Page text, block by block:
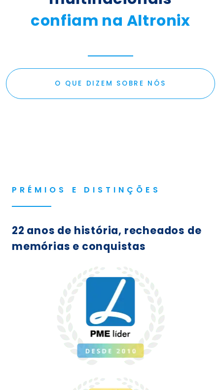
confiam na Altronix
O QUE DIZEM SOBRE NÓS
PRÉMIOS E DISTINÇÕES
22 anos de história, recheados de
memórias e conquistas